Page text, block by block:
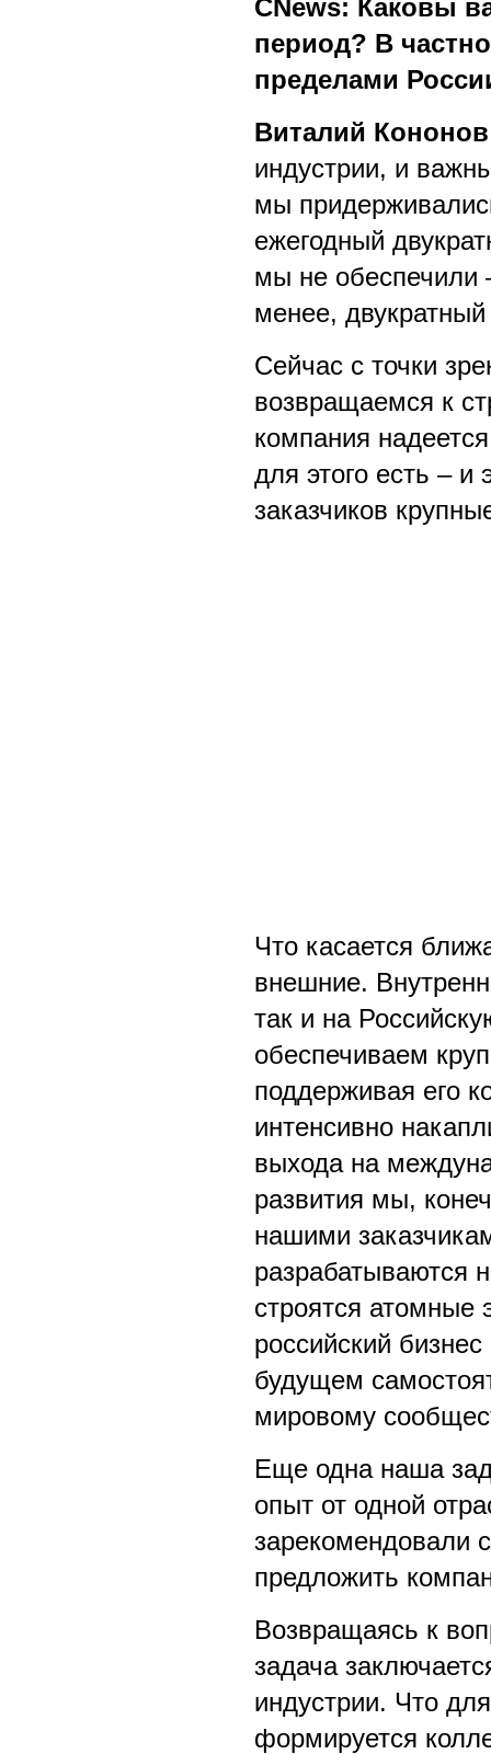
CNews: Каковы
период? В
пределами
Виталий
индустрии, и
мы
ежегодный
мы не обеспечили
менее,
Сейчас с точки
возвращаемся к
компания
для этого есть –
заказчиков
Что касается
внешние.
так и на
обеспечиваем
поддерживая его
интенсивно
выхода на
развития мы,
нашими
разрабатываются
строятся атомные
российский
будущем
мировому
Еще одна наша
опыт от одной
зарекомендовали
предложить
Возвращаясь к
задача
индустрии. Что
формируется